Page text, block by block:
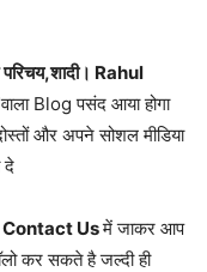
परिचय,शादी। Rahul
Blog पसंद आया होगा
और अपने सोशल मीडिया
दे
Contact Usमें जाकर आप
कर सकते है जल्दी ही